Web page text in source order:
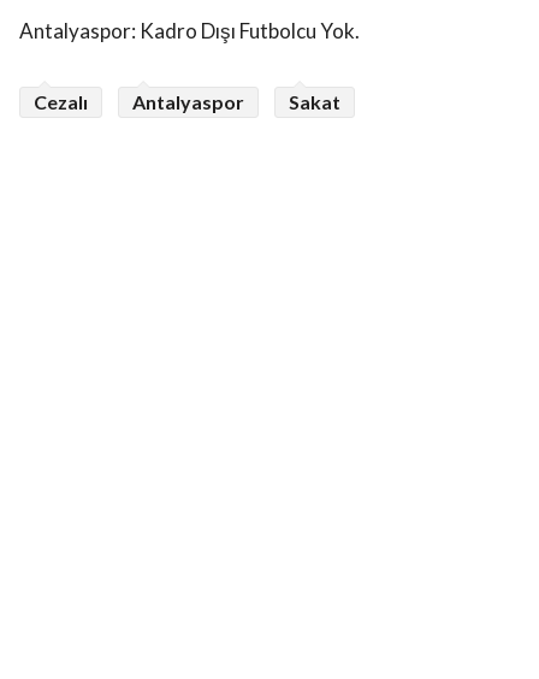
Antalyaspor: Kadro Dışı Futbolcu Yok.
Cezalı Antalyaspor Sakat